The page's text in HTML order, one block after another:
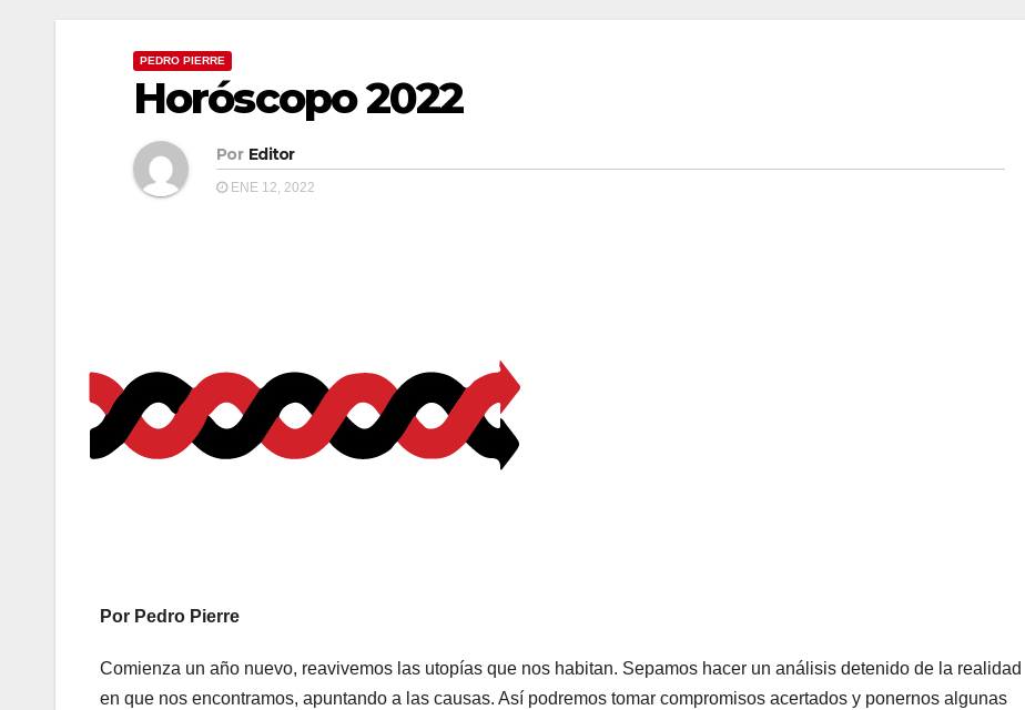
PEDRO PIERRE
Horóscopo 2022
Por Editor
ENE 12, 2022
Por Pedro Pierre
Comienza un año nuevo, reavivemos las utopías que nos habitan. Sepamos hacer un análisis detenido de la realidad
en que nos encontramos, apuntando a las causas. Así podremos tomar compromisos acertados y ponernos algunas